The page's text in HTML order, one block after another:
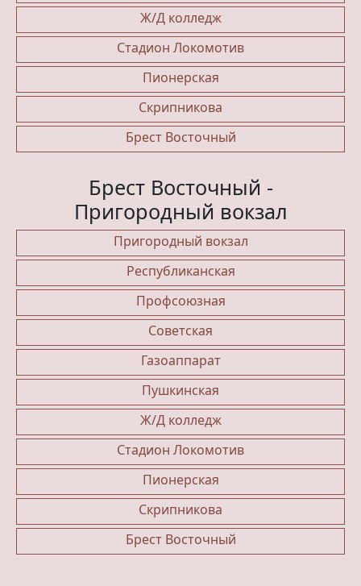
Ж/Д колледж
Стадион Локомотив
Пионерская
Скрипникова
Брест Восточный
Брест Восточный -
Пригородный вокзал
Пригородный вокзал
Республиканская
Профсоюзная
Советская
Газоаппарат
Пушкинская
Ж/Д колледж
Стадион Локомотив
Пионерская
Скрипникова
Брест Восточный